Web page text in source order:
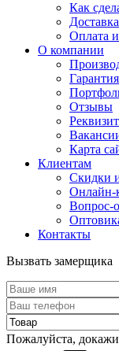
Как
Доставка
Оплата и
О компании
Гарантия
Отзывы
Карта
Клиентам
Скидки
Онлайн-
Вопрос-
Контакты
Вызвать замерщика
Пожалуйста,